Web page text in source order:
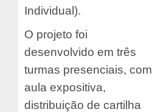
Individual).
O projeto foi
desenvolvido em três
turmas presenciais, com
aula expositiva,
distribuição de cartilha